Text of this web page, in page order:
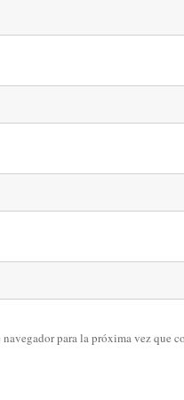
para la próxima vez que